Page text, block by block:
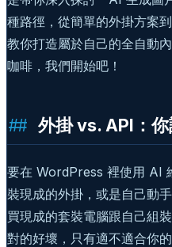
種路徑，從簡單的外掛方案
教你打造屬於自己的全自動
咖啡，我們開始吧！
外掛 vs. API：
要在 WordPress 裡使用 AI
裝現成的外掛，或是自己動
買現成的套裝電腦跟自己組
對的好壞，只有適不適合你的